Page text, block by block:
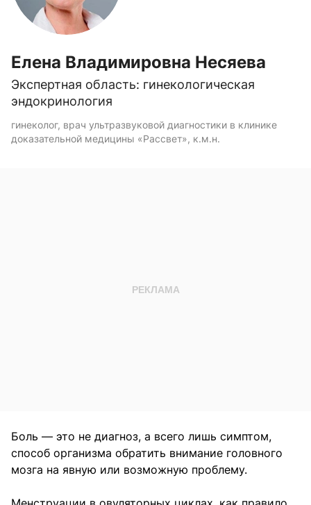
Елена Владимировна Несяева
Экспертная область: гинекологическая
эндокринология
гинеколог, врач ультразвуковой диагностики в клинике
доказательной медицины «Рассвет», к.м.н.
Боль — это не диагноз, а всего лишь симптом,
способ организма обратить внимание головного
мозга на явную или возможную проблему.